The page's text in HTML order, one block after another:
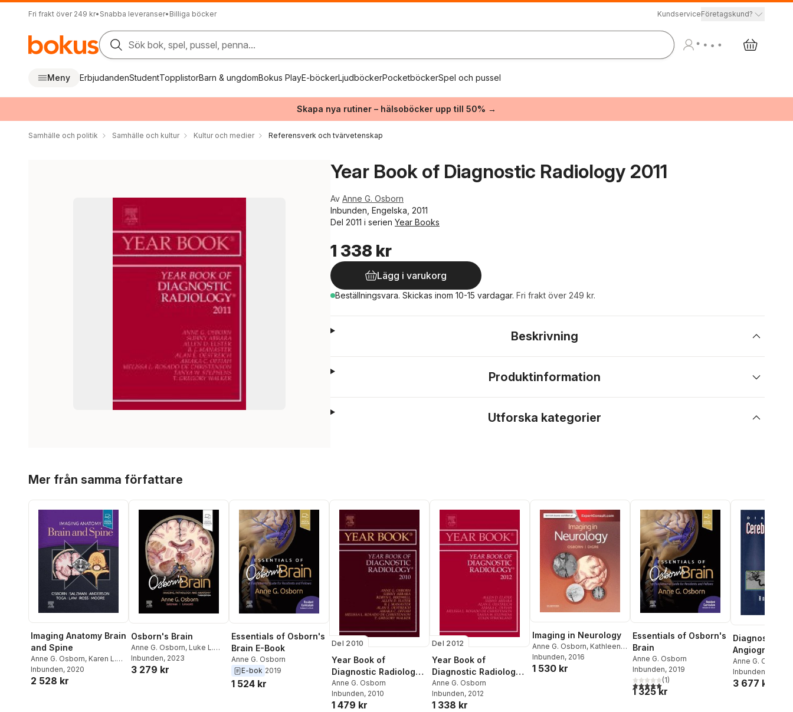
Fri frakt över 249 kr• Snabba leveranser• Billiga böcker KundserviceFöretagskund?
Sök bok, spel, pussel, penna...
Meny ErbjudandenStudentTopplistorBarn & ungdomBokus PlayE-böckerLjudböckerPocketböckerSpel och pussel
Skapa nya rutiner – hälsoböcker upp till 50% →
Samhälle och politik Samhälle och kultur Kultur och medier Referensverk och tvärvetenskap
Year Book of Diagnostic Radiology 2011
Av Anne G. Osborn
Inbunden, Engelska, 2011
Del 2011 i serien Year Books
1 338 kr
Lägg i varukorg
Beställningsvara. Skickas inom 10-15 vardagar. Fri frakt över 249 kr.
Beskrivning
Produktinformation
Utforska kategorier
Mer från samma författare
Imaging Anatomy Brain
and Spine
Anne G. Osborn, Karen L.
Salzman,Jeffrey S.
Anderson,Arthur W. Toga
Inbunden, 2020
2 528 kr
Osborn's Brain
Anne G. Osborn, Luke L.
Linscott,Karen L. Salzman
Inbunden, 2023
3 279 kr
Essentials of Osborn's
Brain E-Book
Anne G. Osborn
E-bok 2019
1 524 kr
Del 2010
Year Book of
Diagnostic Radiology
2010
Anne G. Osborn
Inbunden, 2010
1 479 kr
Del 2012
Year Book of
Diagnostic Radiology
2012
Anne G. Osborn
Inbunden, 2012
1 338 kr
Imaging in Neurology
Anne G. Osborn, Kathleen
B. Digre
Inbunden, 2016
1 530 kr
Essentials of Osborn's
Brain
Anne G. Osborn
Inbunden, 2019
5,0utav 5 stjärnor. Totalt antal röster:
(1)
1 325 kr
Diagnostic
Angiography
Anne G. Osborn
Inbunden
3 677 kr